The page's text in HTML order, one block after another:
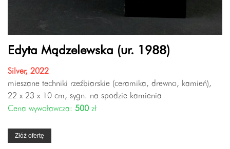
Edyta Mądzelewska (ur. 1988)
Silver, 2022
mieszane techniki rzeźbiarskie (ceramika, drewno, kamień),
22 x 23 x 10 cm, sygn. na spodzie kamienia
Cena wywoławcza: 500 zł
Złóż ofertę